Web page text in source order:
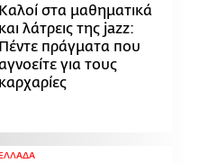
Καλοί στα μαθηματικά
και λάτρεις της jazz:
Πέντε πράγματα που
για τους
καρχαρίες
ΕΛΛΑΔΑ